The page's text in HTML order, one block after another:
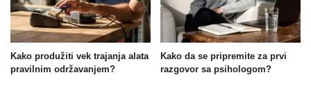
Kako produžiti vek trajanja alata
pravilnim održavanjem?
Kako da se pripremite za prvi
razgovor sa psihologom?